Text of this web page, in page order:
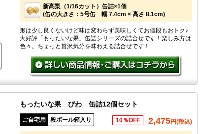
のし対応
新高梨（1/16カット）缶詰×1個
(缶の大きさ：5号缶 幅 7.4cm × 高さ 8.1cm)
形は少し良くないけど味は変わらず美味しくてお値段もおトク♪
大好評「もったいな果」缶詰シリーズの詰合せです！楽しみ方は
色々。ちょっと贅沢気分を味わえる詰合せです！
もったいな果 びわ 缶詰12個セット
ご自宅用 段ボール箱入り 10％OFF 2,475円(税込)